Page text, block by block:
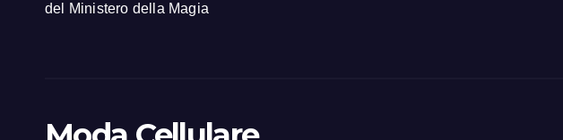
del Ministero della Magia